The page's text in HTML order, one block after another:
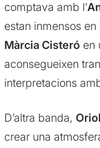
comptava amb l’
estan inmensos
Màrcia Cisteró en
aconsegueixen
interpretacions
D’altra banda,
crear una